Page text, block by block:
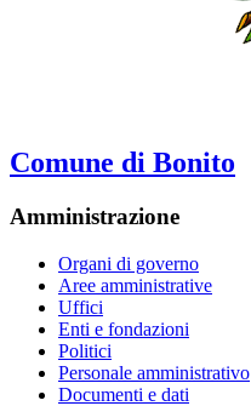
Comune di Bonito
Amministrazione
Organi di governo
Aree amministrative
Uffici
Enti e fondazioni
Politici
Personale amministrativo
Documenti e dati